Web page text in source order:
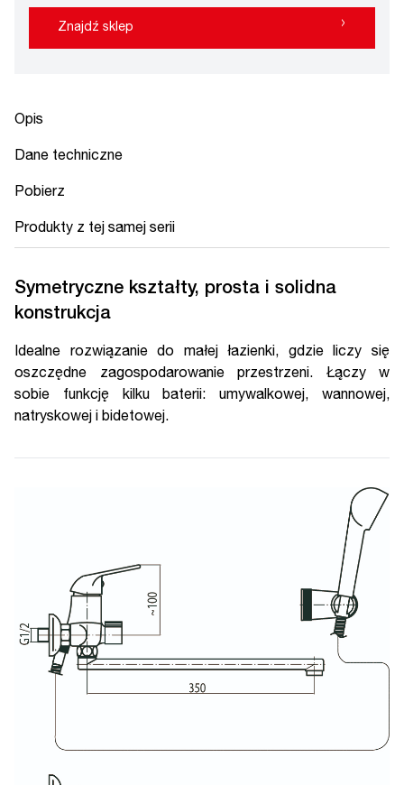
Znajdź sklep ›
Opis
Dane techniczne
Pobierz
Produkty z tej samej serii
Symetryczne kształty, prosta i solidna
konstrukcja
Idealne rozwiązanie do małej łazienki, gdzie liczy się
oszczędne zagospodarowanie przestrzeni. Łączy w
sobie funkcję kilku baterii: umywalkowej, wannowej,
natryskowej i bidetowej.